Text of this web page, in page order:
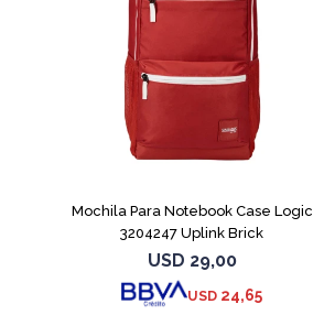
Mochila Para Notebook Case Logic
3204247 Uplink Brick
USD 29,00
USD 24,65